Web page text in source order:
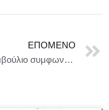
ΕΠΌΜΕΝΟ
Το Συμβούλιο συμφωνεί σε θέση σχετικά με τη νομοθεσία της ΕΕ για τη βελτίωση της νομικής προστασίας των ενηλίκων που χρειάζονται φροντίδα